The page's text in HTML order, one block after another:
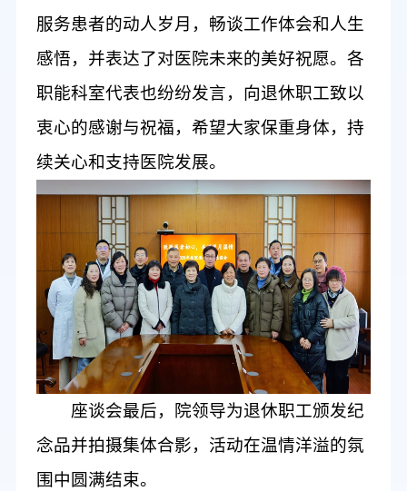
服务患者的动人岁月 ，畅谈工作体会和人生
感悟， 并表达了对医院未来的美好祝愿。各
职能科室代表也纷纷发言，向退休职工致以
衷心的感谢与祝福，希望大家保重身体，持
续关心和支持医院发展。
座谈会最后，
院领导为退休职工颁发纪
念品并拍摄集体合影，活动在温情洋溢的氛
围中圆满结束。